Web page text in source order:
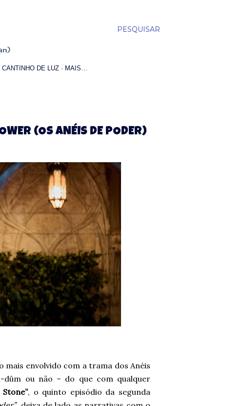
PESQUISAR
DE LUZ MAIS…
(OS ANÉIS DE PODER)
mais envolvido com a trama dos Anéis
dûm ou não – do que com qualquer
, o quinto episódio da segunda